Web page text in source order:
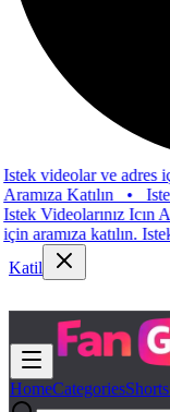
ve adres için
Katılın•Istek
Icın
katılın. Istek
Katil
HomeCategoriesShorts